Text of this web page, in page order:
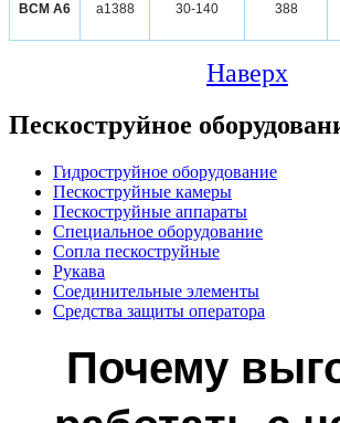
ВСМ А6 а1388 30-140 388
Наверх
Пескоструйное
Гидроструйное оборудование
Пескоструйные камеры
Пескоструйные аппараты
Специальное оборудование
Сопла пескоструйные
Рукава
Соединительные элементы
Средства защиты оператора
Почему